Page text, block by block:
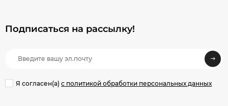
Подписаться на рассылкy!
Я согласен(a) с политикой обработки персональных данных